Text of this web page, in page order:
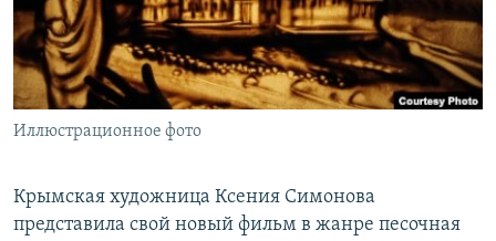
ПОБЕДИТЕЛЕЙ НЕ СУДЯТ?
КРЫМ.НЕПОКОРЕННЫЙ
ELIFBE
УКРАИНСКАЯ ПРОБЛЕМА КРЫМА
ПРИСОЕДИНЯЙТЕСЬ!
Иллюстрационное фото
Крымская художница Ксения Симонова
представила свой новый фильм в жанре песочная